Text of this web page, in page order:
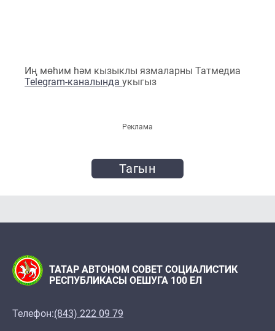
Иң мөһим һәм кызыклы язмаларны Татмедиа
Telegram-каналында укыгыз
Реклама
Тагын
ТАТАР АВТОНОМ СОВЕТ СОЦИАЛИСТИК
РЕСПУБЛИКАСЫ ОЕШУГА 100 ЕЛ
Телефон:(843) 222 09 79